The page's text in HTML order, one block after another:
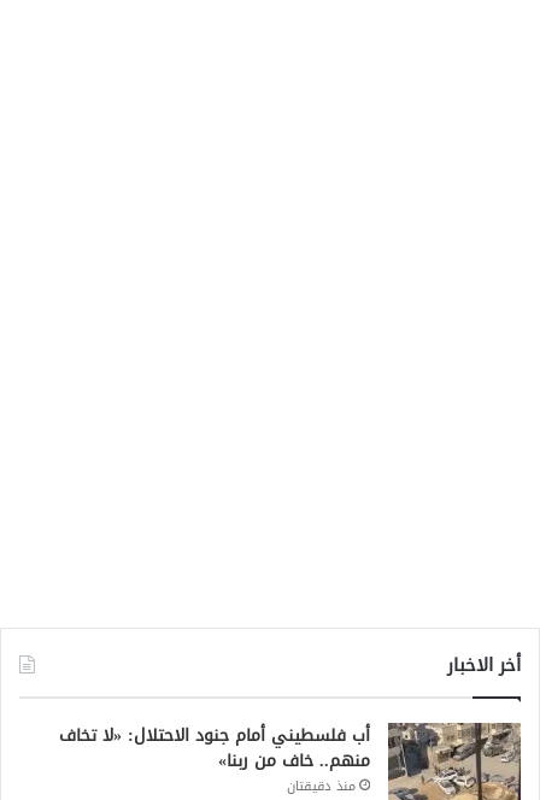
أخر الاخبار
أب فلسطيني أمام جنود الاحتلال: «لا تخاف
منهم.. خاف من ربنا»
منذ دقيقتان